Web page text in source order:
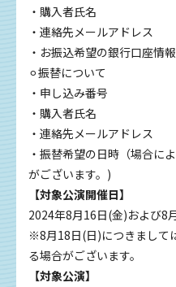
・購入者氏名
・連絡先メールアドレス
・お振込希望の銀行口座情報
⚪︎振替について
・申し込み番号
・購入者氏名
・連絡先メールアドレス
・振替希望の日時（場合に
がございます。)
【対象公演開催日】
2024年8月16日(金)および8
※8月18日(日)につきまして
る場合がございます。
【対象公演】